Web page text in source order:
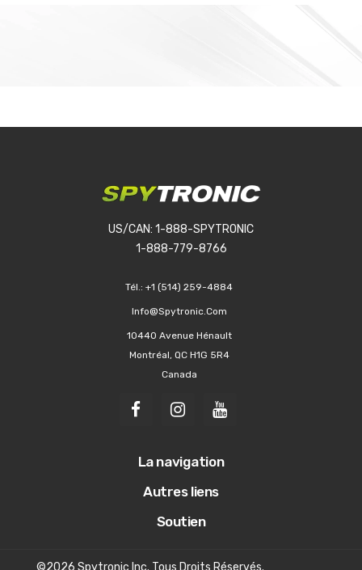
US/CAN: 1-888-SPYTRONIC
1-888-779-8766
Tél.: +1 (514) 259-4884
Info@spytronic.com
10440 Avenue Hénault
Montréal, QC H1G 5R4
Canada
La navigation
Autres liens
Soutien
©2026 Spytronic Inc. Tous Droits Réservés.